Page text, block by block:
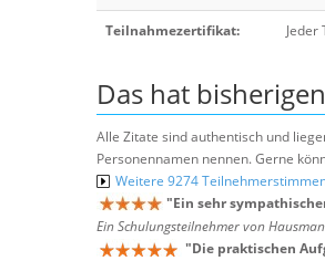
Teilnahmezertifikat:
Das hat
Alle Zitate sind authentisch und
Personennamen nennen. Gerne
Weitere 9274
"Ein sehr
Ein Schulungsteilnehmer von
"Die praktischen